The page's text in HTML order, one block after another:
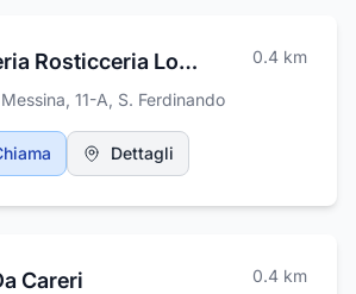
Pizzeria Rosticceria Logudoro 0.4 km
11-A, S. Ferdinando
Dettagli
Careri 0.4 km